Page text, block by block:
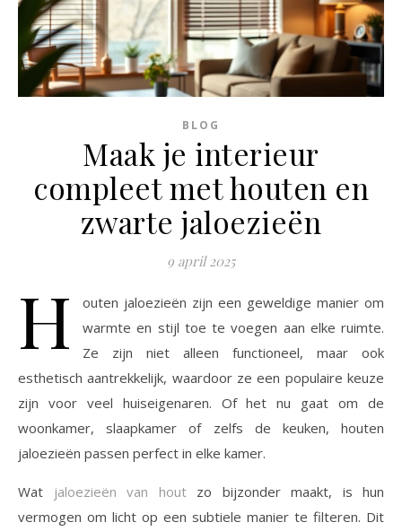
BLOG
Maak je interieur
compleet met houten en
zwarte jaloezieën
9 april 2025
H
outen jaloezieën zijn een geweldige manier om
warmte en stijl toe te voegen aan elke ruimte.
Ze zijn niet alleen functioneel, maar ook
esthetisch aantrekkelijk, waardoor ze een populaire keuze
zijn voor veel huiseigenaren. Of het nu gaat om de
woonkamer, slaapkamer of zelfs de keuken, houten
jaloezieën passen perfect in elke kamer.
Wat jaloezieën van houtzo bijzonder maakt, is hun
vermogen om licht op een subtiele manier te filteren. Dit